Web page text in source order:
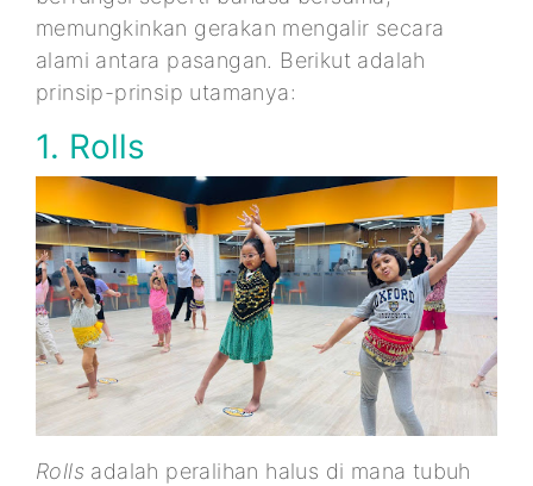
memungkinkan gerakan mengalir secara
alami antara pasangan. Berikut adalah
prinsip-prinsip utamanya:
1. Rolls
Rolls adalah peralihan halus di mana tubuh